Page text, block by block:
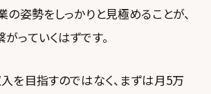
の姿勢をしっかりと見極めることが、
っていくはずです。
を目指すのではなく、まずは月5万